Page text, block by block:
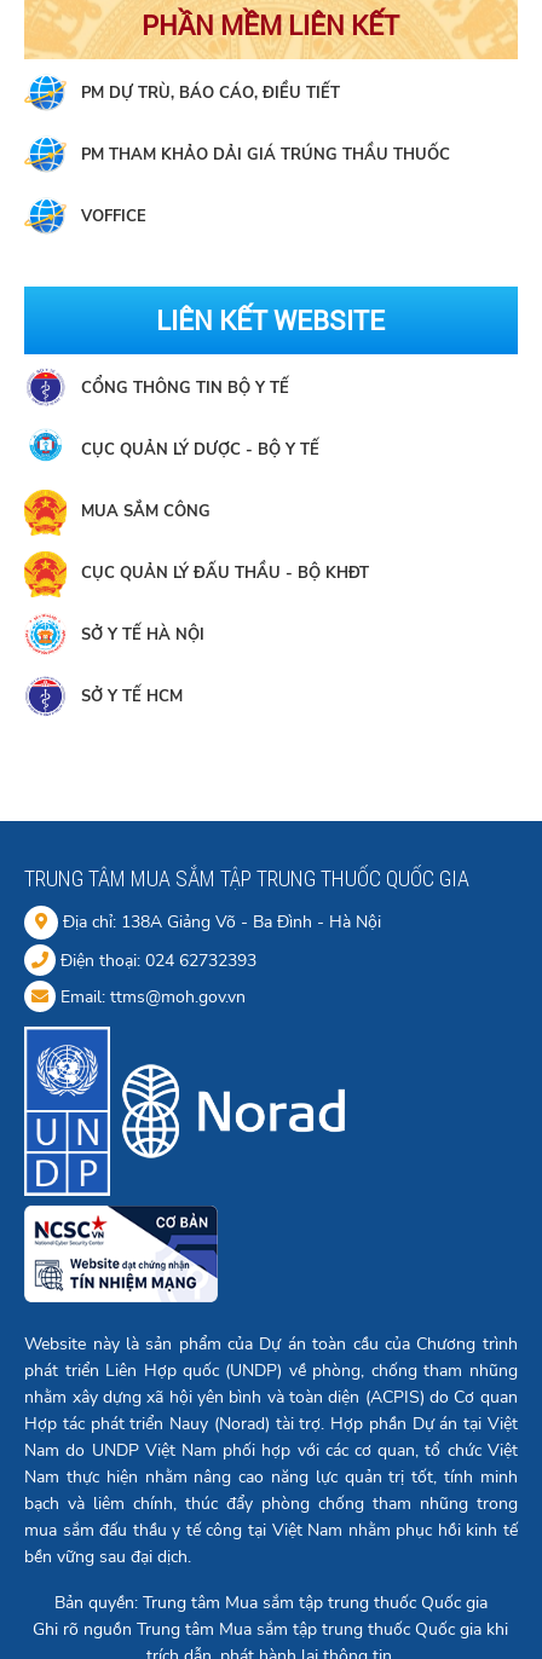
PHẦN MỀM LIÊN KẾT
PM DỰ TRÙ, BÁO CÁO, ĐIỀU TIẾT
PM THAM KHẢO DẢI GIÁ TRÚNG THẦU THUỐC
VOFFICE
LIÊN KẾT WEBSITE
CỔNG THÔNG TIN BỘ Y TẾ
CỤC QUẢN LÝ DƯỢC - BỘ Y TẾ
MUA SẮM CÔNG
CỤC QUẢN LÝ ĐẤU THẦU - BỘ KHĐT
SỞ Y TẾ HÀ NỘI
SỞ Y TẾ HCM
TRUNG TÂM MUA SẮM TẬP TRUNG THUỐC QUỐC GIA
Địa chỉ: 138A Giảng Võ - Ba Đình - Hà Nội
Điện thoại: 024 62732393
Email: ttms@moh.gov.vn
Website này là sản phẩm của Dự án toàn cầu của Chương trình
phát triển Liên Hợp quốc (UNDP) về phòng, chống tham nhũng
nhằm xây dựng xã hội yên bình và toàn diện (ACPIS) do Cơ quan
Hợp tác phát triển Nauy (Norad) tài trợ. Hợp phần Dự án tại Việt
Nam do UNDP Việt Nam phối hợp với các cơ quan, tổ chức Việt
Nam thực hiện nhằm nâng cao năng lực quản trị tốt, tính minh
bạch và liêm chính, thúc đẩy phòng chống tham nhũng trong
mua sắm đấu thầu y tế công tại Việt Nam nhằm phục hồi kinh tế
bền vững sau đại dịch.
Bản quyền: Trung tâm Mua sắm tập trung thuốc Quốc gia
Ghi rõ nguồn Trung tâm Mua sắm tập trung thuốc Quốc gia khi